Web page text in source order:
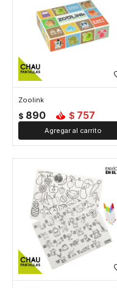
Zoolink
$ 890 $ 757